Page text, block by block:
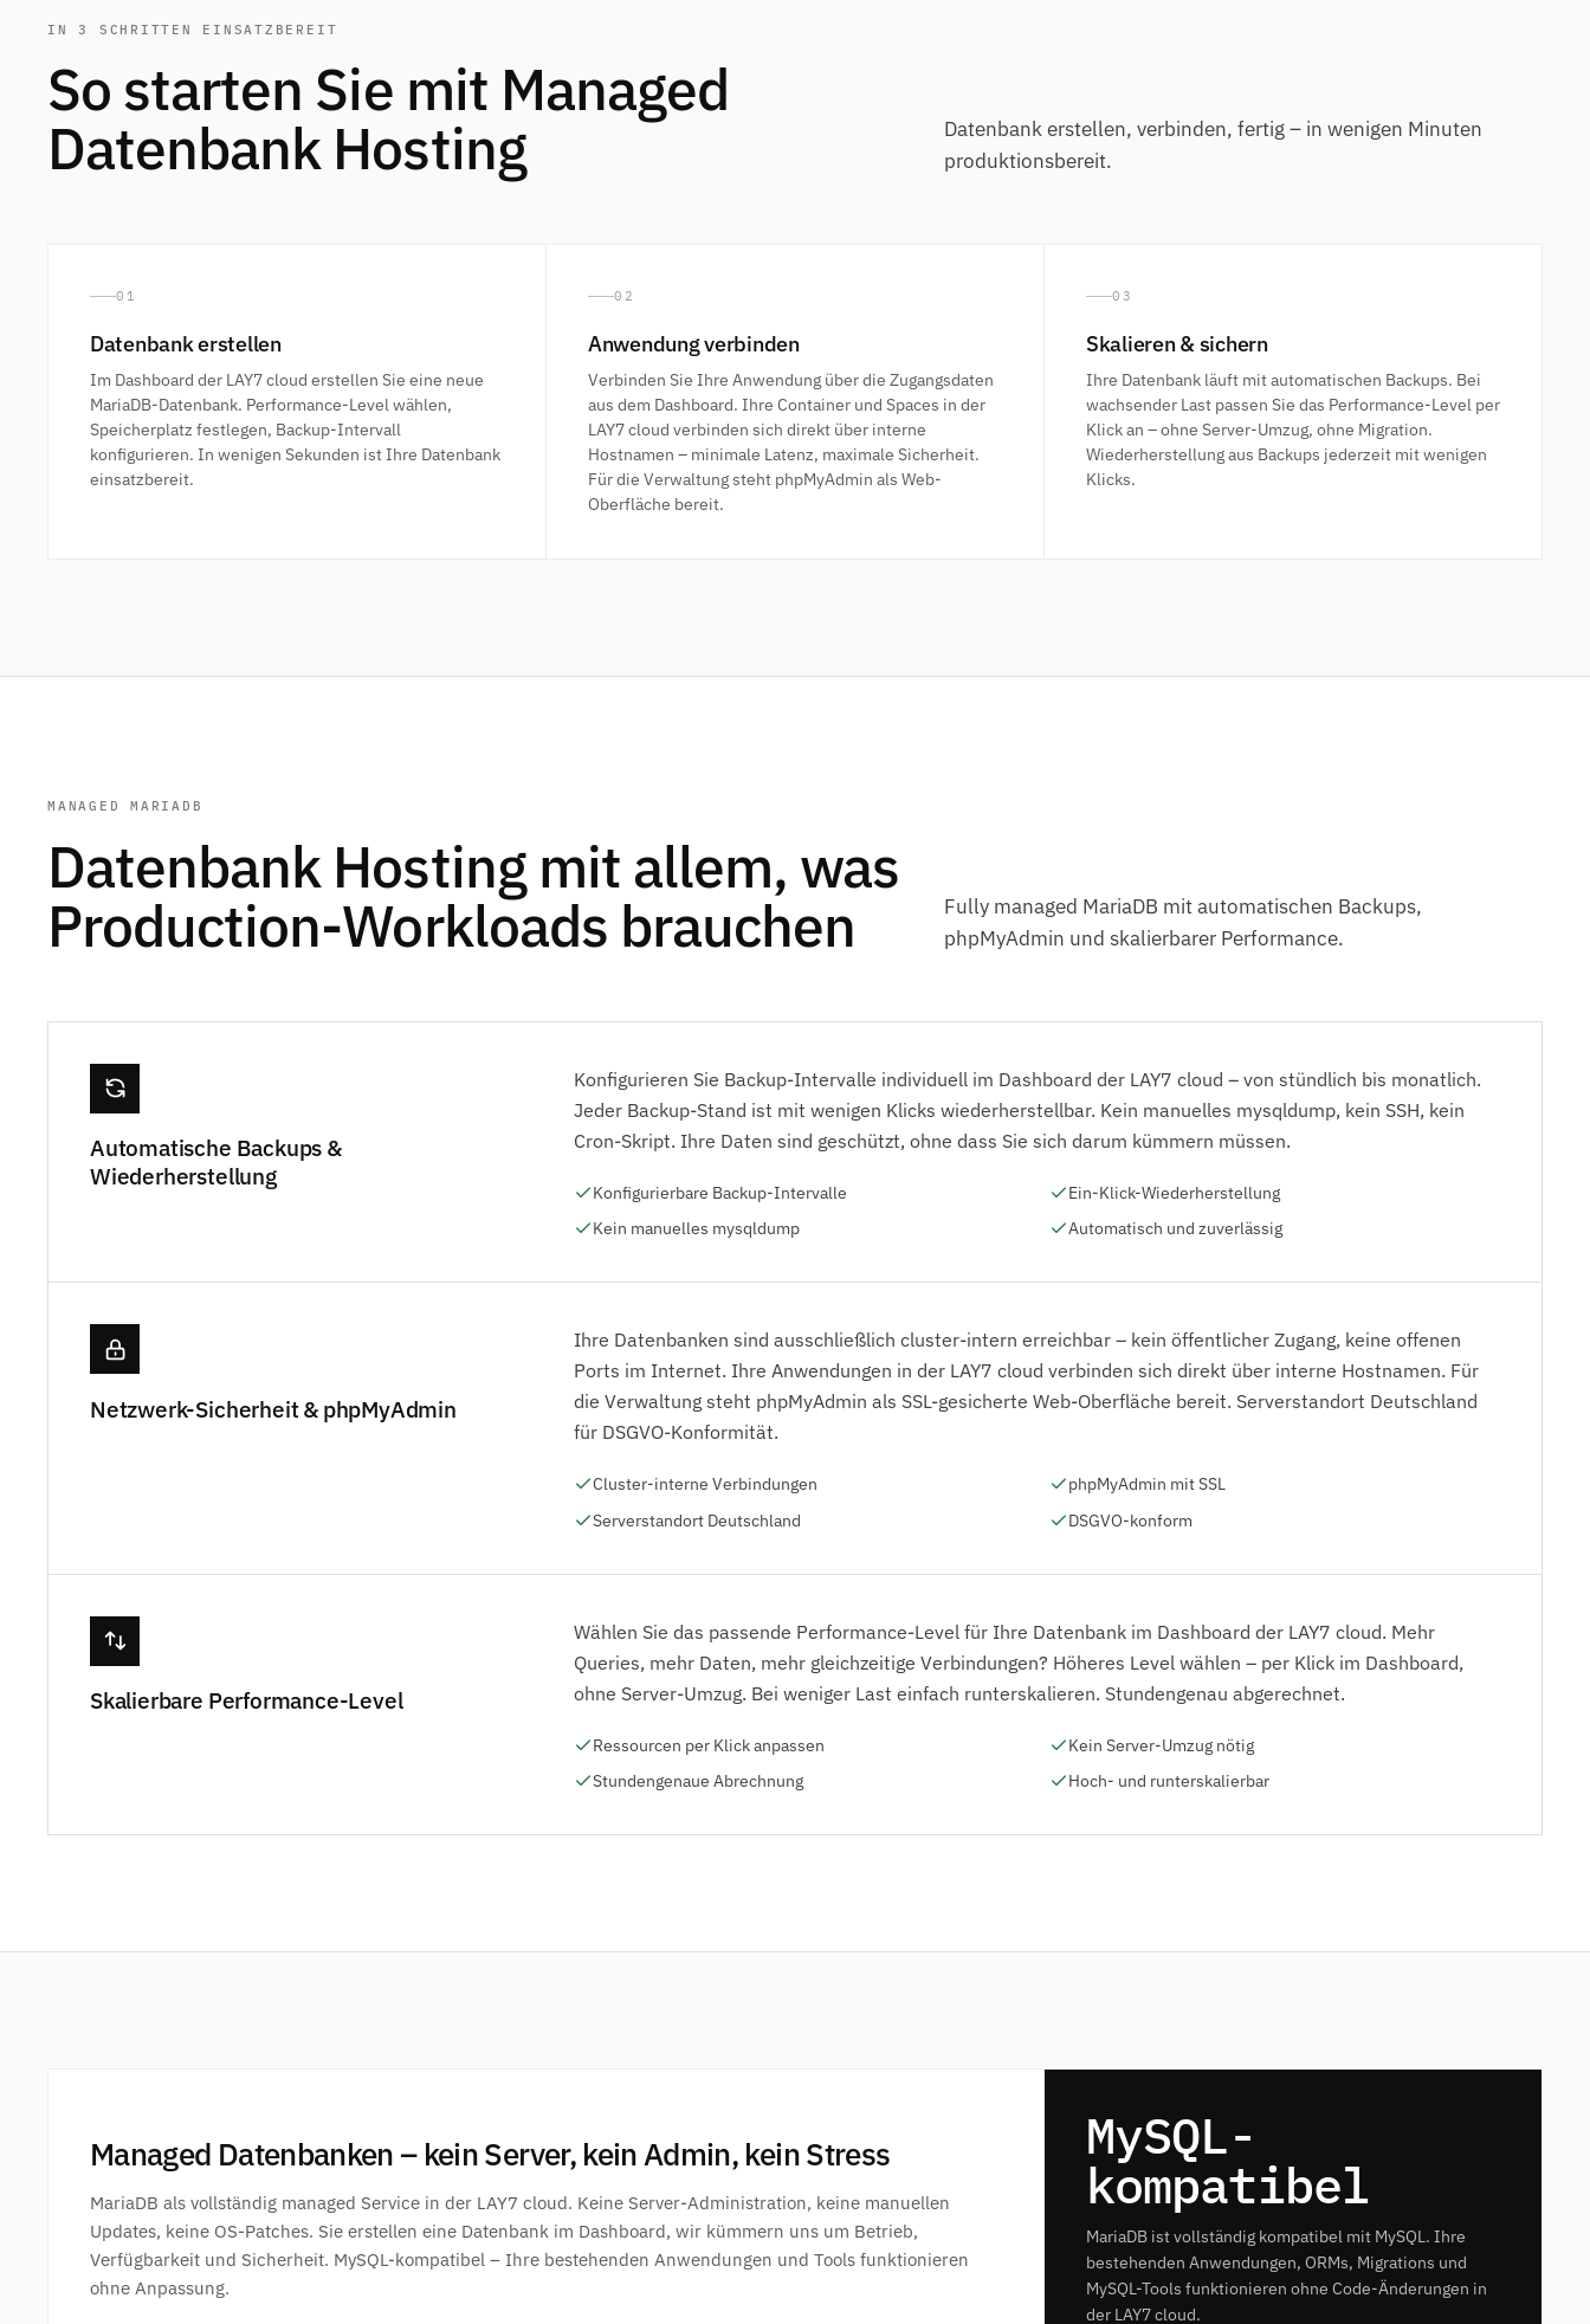
IN 3 SCHRITTEN EINSATZBEREIT
So starten Sie mit Managed
Datenbank Hosting
Datenbank erstellen, verbinden, fertig – in wenigen Minuten
produktionsbereit.
01
Datenbank erstellen
Im Dashboard der LAY7 cloud erstellen Sie eine neue
MariaDB-Datenbank. Performance-Level wählen,
Speicherplatz festlegen, Backup-Intervall
konfigurieren. In wenigen Sekunden ist Ihre Datenbank
einsatzbereit.
02
Anwendung verbinden
Verbinden Sie Ihre Anwendung über die Zugangsdaten
aus dem Dashboard. Ihre Container und Spaces in der
LAY7 cloud verbinden sich direkt über interne
Hostnamen – minimale Latenz, maximale Sicherheit.
Für die Verwaltung steht phpMyAdmin als Web-
Oberfläche bereit.
03
Skalieren & sichern
Ihre Datenbank läuft mit automatischen Backups. Bei
wachsender Last passen Sie das Performance-Level per
Klick an – ohne Server-Umzug, ohne Migration.
Wiederherstellung aus Backups jederzeit mit wenigen
Klicks.
MANAGED MARIADB
Datenbank Hosting mit allem, was
Production-Workloads brauchen
Fully managed MariaDB mit automatischen Backups,
phpMyAdmin und skalierbarer Performance.
Automatische Backups &
Wiederherstellung
Konfigurieren Sie Backup-Intervalle individuell im Dashboard der LAY7 cloud – von stündlich bis monatlich.
Jeder Backup-Stand ist mit wenigen Klicks wiederherstellbar. Kein manuelles mysqldump, kein SSH, kein
Cron-Skript. Ihre Daten sind geschützt, ohne dass Sie sich darum kümmern müssen.
Konfigurierbare Backup-Intervalle
Ein-Klick-Wiederherstellung
Kein manuelles mysqldump
Automatisch und zuverlässig
Netzwerk-Sicherheit & phpMyAdmin
Ihre Datenbanken sind ausschließlich cluster-intern erreichbar – kein öffentlicher Zugang, keine offenen
Ports im Internet. Ihre Anwendungen in der LAY7 cloud verbinden sich direkt über interne Hostnamen. Für
die Verwaltung steht phpMyAdmin als SSL-gesicherte Web-Oberfläche bereit. Serverstandort Deutschland
für DSGVO-Konformität.
Cluster-interne Verbindungen
phpMyAdmin mit SSL
Serverstandort Deutschland
DSGVO-konform
Skalierbare Performance-Level
Wählen Sie das passende Performance-Level für Ihre Datenbank im Dashboard der LAY7 cloud. Mehr
Queries, mehr Daten, mehr gleichzeitige Verbindungen? Höheres Level wählen – per Klick im Dashboard,
ohne Server-Umzug. Bei weniger Last einfach runterskalieren. Stundengenau abgerechnet.
Ressourcen per Klick anpassen
Kein Server-Umzug nötig
Stundengenaue Abrechnung
Hoch- und runterskalierbar
Managed Datenbanken – kein Server, kein Admin, kein Stress
MariaDB als vollständig managed Service in der LAY7 cloud. Keine Server-Administration, keine manuellen
Updates, keine OS-Patches. Sie erstellen eine Datenbank im Dashboard, wir kümmern uns um Betrieb,
Verfügbarkeit und Sicherheit. MySQL-kompatibel – Ihre bestehenden Anwendungen und Tools funktionieren
ohne Anpassung.
MySQL-
kompatibel
MariaDB ist vollständig kompatibel mit MySQL. Ihre
bestehenden Anwendungen, ORMs, Migrations und
MySQL-Tools funktionieren ohne Code-Änderungen in
der LAY7 cloud.